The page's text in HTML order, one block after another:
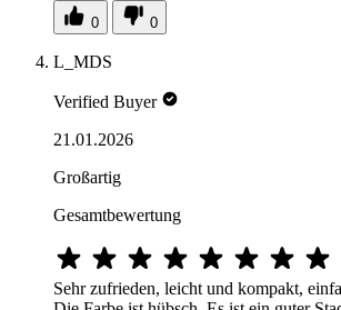
0 0
L_MDS
Verified Buyer
21.01.2026
Großartig
Gesamtbewertung
Sehr zufrieden, leicht und kompakt,